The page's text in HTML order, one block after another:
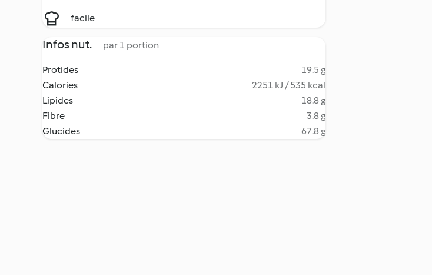
facile
Infos nut. par 1 portion
Protides
19.5 g
Calories
2251 kJ / 535 kcal
Lipides
18.8 g
Fibre
3.8 g
Glucides
67.8 g